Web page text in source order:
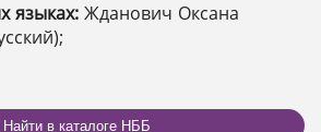
языках: Жданович Оксана
Найти в каталоге НББ